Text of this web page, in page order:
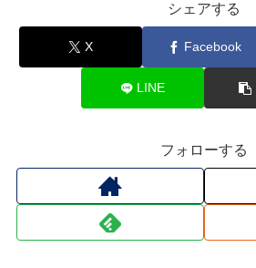
シェアする
X Facebook
LINE
フォローする